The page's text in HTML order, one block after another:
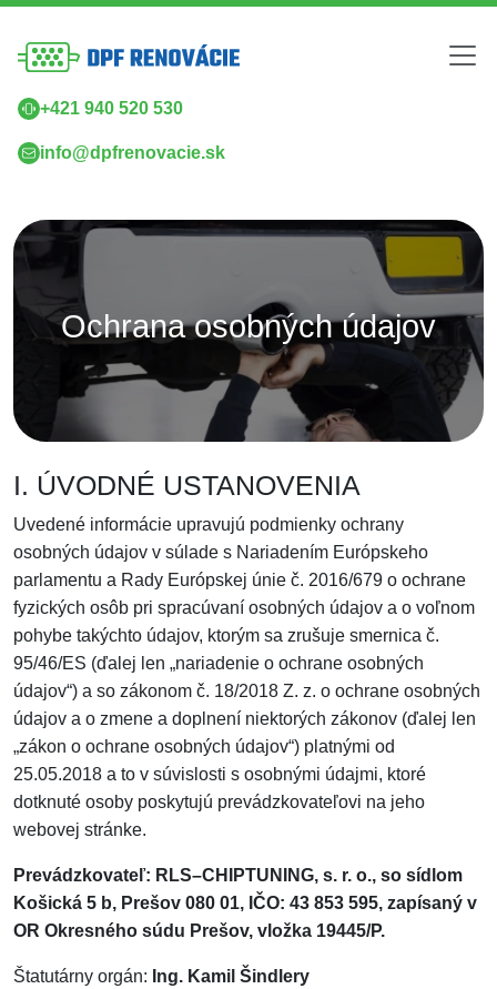
+421 940 520 530
info@dpfrenovacie.sk
Ochrana osobných údajov
I. ÚVODNÉ USTANOVENIA
Uvedené informácie upravujú podmienky ochrany
osobných údajov v súlade s Nariadením Európskeho
parlamentu a Rady Európskej únie č. 2016/679 o ochrane
fyzických osôb pri spracúvaní osobných údajov a o voľnom
pohybe takýchto údajov, ktorým sa zrušuje smernica č.
95/46/ES (ďalej len „nariadenie o ochrane osobných
údajov“) a so zákonom č. 18/2018 Z. z. o ochrane osobných
údajov a o zmene a doplnení niektorých zákonov (ďalej len
„zákon o ochrane osobných údajov“) platnými od
25.05.2018 a to v súvislosti s osobnými údajmi, ktoré
dotknuté osoby poskytujú prevádzkovateľovi na jeho
webovej stránke.
Prevádzkovateľ: RLS–CHIPTUNING, s. r. o., so sídlom
Košická 5 b, Prešov 080 01, IČO: 43 853 595, zapísaný v
OR Okresného súdu Prešov, vložka 19445/P.
Štatutárny orgán: Ing. Kamil Šindlery